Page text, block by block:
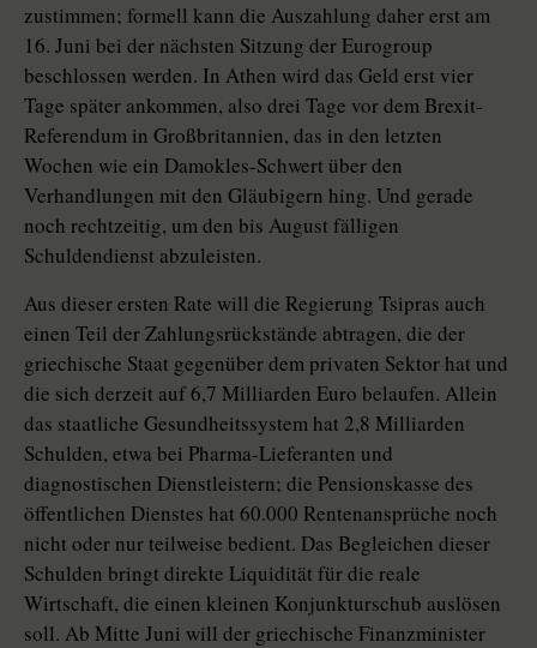
zustimmen; formell kann die Auszahlung daher erst am
16. Juni bei der nächsten Sitzung der Eurogroup
beschlossen werden. In Athen wird das Geld erst vier
Tage später ankommen, also drei Tage vor dem Brexit-
Referendum in Großbritannien, das in den letzten
Wochen wie ein Damokles-Schwert über den
Verhandlungen mit den Gläubigern hing. Und gerade
noch rechtzeitig, um den bis August fälligen
Schuldendienst abzuleisten.
Aus dieser ersten Rate will die Regierung Tsipras auch
einen Teil der Zahlungsrückstände abtragen, die der
griechische Staat gegenüber dem privaten Sektor hat und
die sich derzeit auf 6,7 Milliarden Euro belaufen. Allein
das staatliche Gesundheitssystem hat 2,8 Milliarden
Schulden, etwa bei Pharma-Lieferanten und
diagnostischen Dienstleistern; die Pensionskasse des
öffentlichen Dienstes hat 60.000 Rentenansprüche noch
nicht oder nur teilweise bedient. Das Begleichen dieser
Schulden bringt direkte Liquidität für die reale
Wirtschaft, die einen kleinen Konjunkturschub auslösen
soll. Ab Mitte Juni will der griechische Finanzminister